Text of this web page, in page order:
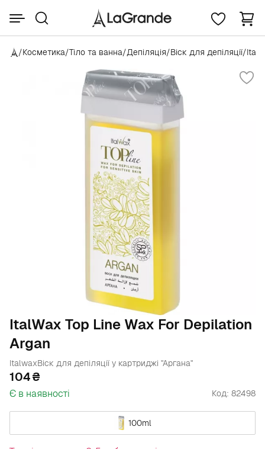
/Косметика/Тіло та ванна/Депіляція/Віск для депіляції/
ItalWax Top Line Wax For Depilation
Argan
ItalwaxВіск для депіляції у картриджі "Аргана"
104
Є в наявності Код: 82498
100ml